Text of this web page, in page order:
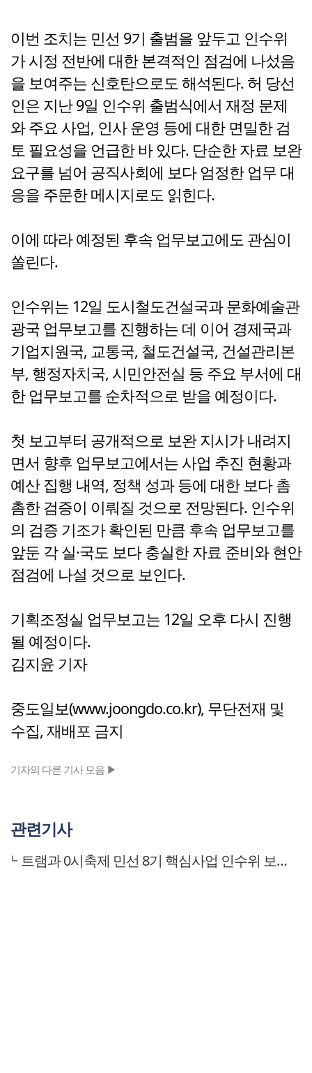
이번 조치는 민선 9기 출범을 앞두고 인수위
가 시정 전반에 대한 본격적인 점검에 나섰음
을 보여주는 신호탄으로도 해석된다. 허 당선
인은 지난 9일 인수위 출범식에서 재정 문제
와 주요 사업, 인사 운영 등에 대한 면밀한 검
토 필요성을 언급한 바 있다. 단순한 자료 보완
요구를 넘어 공직사회에 보다 엄정한 업무 대
응을 주문한 메시지로도 읽힌다.
이에 따라 예정된 후속 업무보고에도 관심이
쏠린다.
인수위는 12일 도시철도건설국과 문화예술관
광국 업무보고를 진행하는 데 이어 경제국과
기업지원국, 교통국, 철도건설국, 건설관리본
부, 행정자치국, 시민안전실 등 주요 부서에 대
한 업무보고를 순차적으로 받을 예정이다.
첫 보고부터 공개적으로 보완 지시가 내려지
면서 향후 업무보고에서는 사업 추진 현황과
예산 집행 내역, 정책 성과 등에 대한 보다 촘
촘한 검증이 이뤄질 것으로 전망된다. 인수위
의 검증 기조가 확인된 만큼 후속 업무보고를
앞둔 각 실·국도 보다 충실한 자료 준비와 현안
점검에 나설 것으로 보인다.
기획조정실 업무보고는 12일 오후 다시 진행
될 예정이다.
김지윤 기자
중도일보(www.joongdo.co.kr), 무단전재 및
수집, 재배포 금지
기자의 다른 기사 모음 ▶
관련기사
트램과 0시축제 민선 8기 핵심사업 인수위 보고에 시선 쏠려